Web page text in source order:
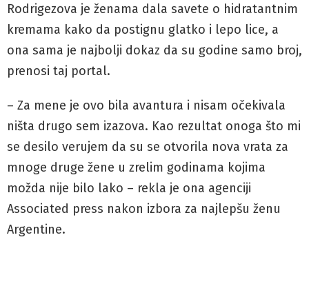
Rodrigezova je ženama dala savete o hidratantnim
kremama kako da postignu glatko i lepo lice, a
ona sama je najbolji dokaz da su godine samo broj,
prenosi taj portal.
– Za mene je ovo bila avantura i nisam očekivala
ništa drugo sem izazova. Kao rezultat onoga što mi
se desilo verujem da su se otvorila nova vrata za
mnoge druge žene u zrelim godinama kojima
možda nije bilo lako – rekla je ona agenciji
Associated press nakon izbora za najlepšu ženu
Argentine.